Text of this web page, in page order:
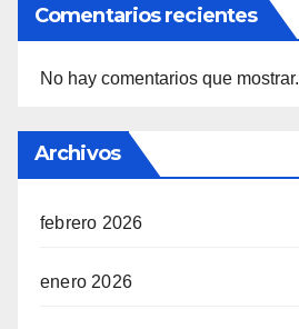
Comentarios recientes
No hay comentarios que mostrar.
Archivos
febrero 2026
enero 2026